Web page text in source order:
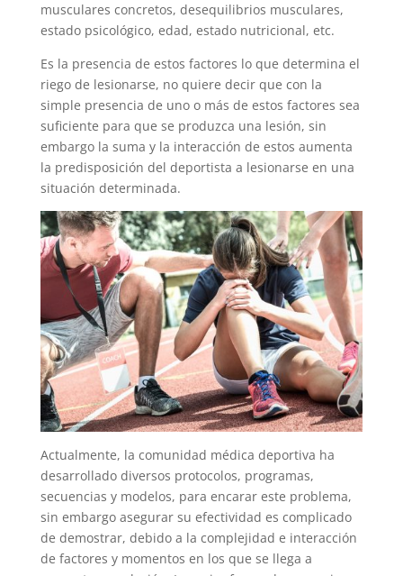
musculares concretos, desequilibrios musculares,
estado psicológico, edad, estado nutricional, etc.
Es la presencia de estos factores lo que determina el
riego de lesionarse, no quiere decir que con la
simple presencia de uno o más de estos factores sea
suficiente para que se produzca una lesión, sin
embargo la suma y la interacción de estos aumenta
la predisposición del deportista a lesionarse en una
situación determinada.
Actualmente, la comunidad médica deportiva ha
desarrollado diversos protocolos, programas,
secuencias y modelos, para encarar este problema,
sin embargo asegurar su efectividad es complicado
de demostrar, debido a la complejidad e interacción
de factores y momentos en los que se llega a